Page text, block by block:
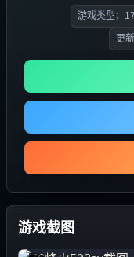
游戏类型：
更
游戏截图